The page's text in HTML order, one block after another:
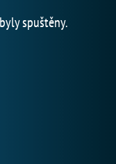
spuštěny.